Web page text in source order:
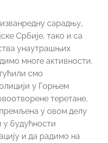
сарадњу,
Србије, тако и са
унаутрашњих
многе активности.
смо
у Горњем
теретане,
у овом делу
у будућности
и да радимо на